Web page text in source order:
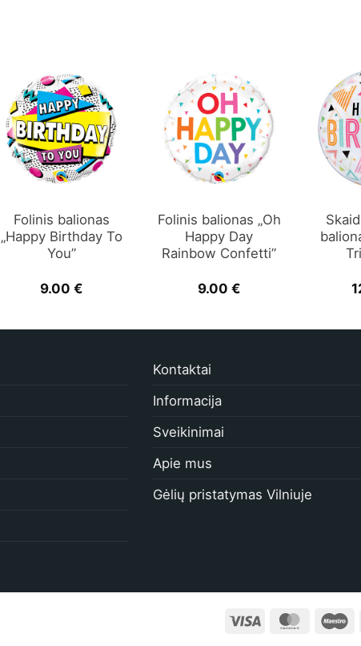
Folinis balionas
„Happy Birthday To
You”
9.00 €
Folinis balionas „Oh
Happy Day
Rainbow Confetti”
9.00 €
Kontaktai
Informacija
Sveikinimai
Apie mus
Gėlių pristatymas Vilniuje
Visa